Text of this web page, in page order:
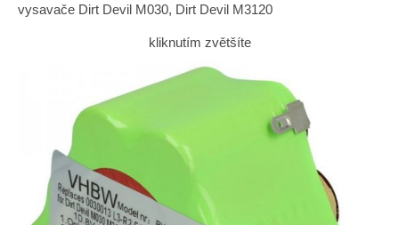
vysavače Dirt Devil M030, Dirt Devil M3120
kliknutím zvětšíte